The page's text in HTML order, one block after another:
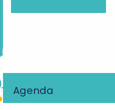
Agenda